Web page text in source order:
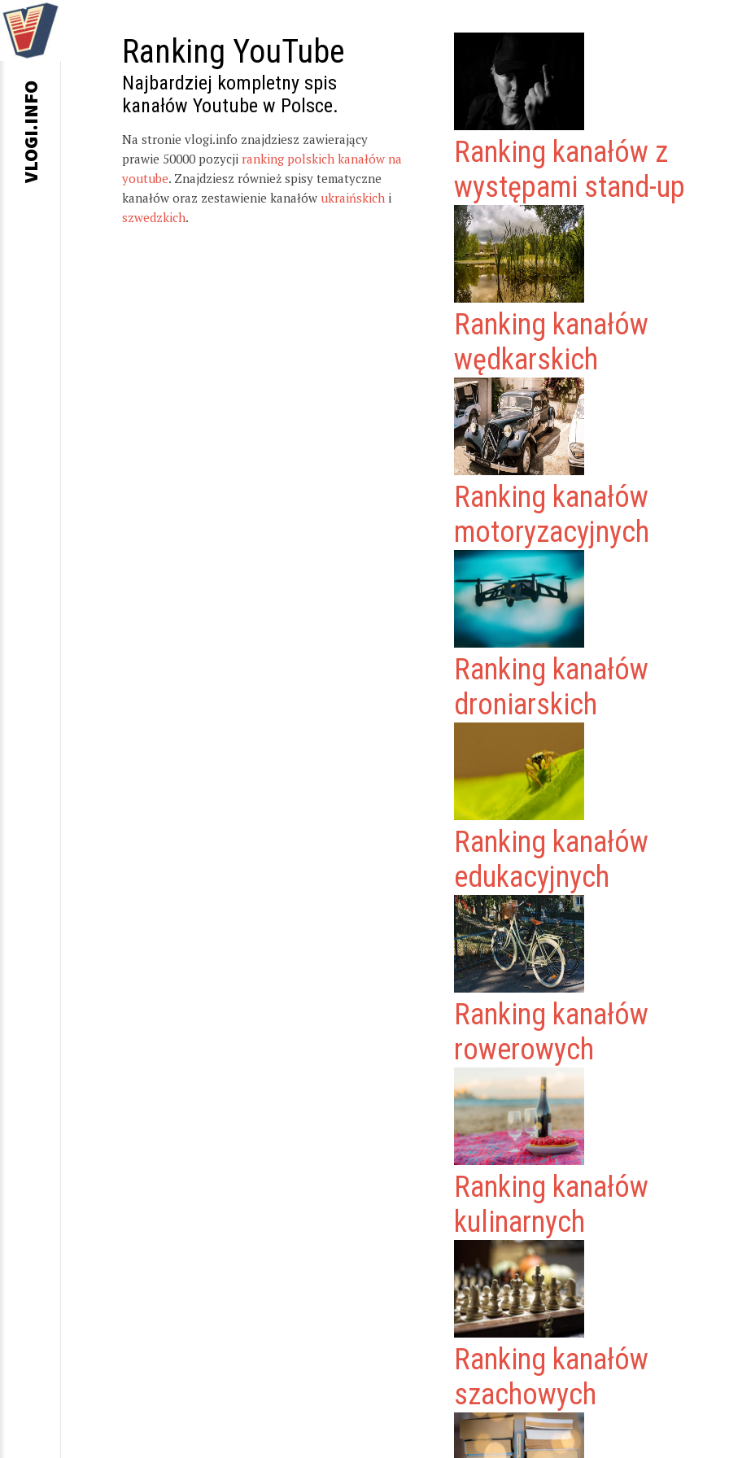
Ranking YouTube
Najbardziej kompletny spis
kanałów Youtube w Polsce.
Na stronie vlogi.info znajdziesz zawierający
prawie 50000 pozycji ranking polskich kanałów na
youtube. Znajdziesz również spisy tematyczne
kanałów oraz zestawienie kanałów ukraińskich i
szwedzkich.
Ranking kanałów z
występami stand-up
Ranking kanałów
wędkarskich
Ranking kanałów
motoryzacyjnych
Ranking kanałów
droniarskich
Ranking kanałów
edukacyjnych
Ranking kanałów
rowerowych
Ranking kanałów
kulinarnych
Ranking kanałów
szachowych
VLOGI.INFO